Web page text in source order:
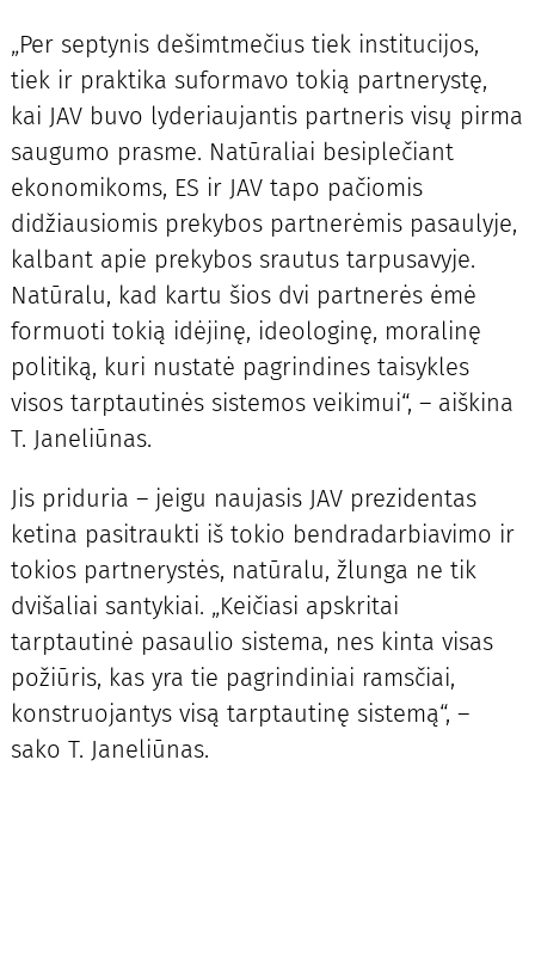
„Per septynis dešimtmečius tiek institucijos,
tiek ir praktika suformavo tokią partnerystę,
kai JAV buvo lyderiaujantis partneris visų pirma
saugumo prasme. Natūraliai besiplečiant
ekonomikoms, ES ir JAV tapo pačiomis
didžiausiomis prekybos partnerėmis pasaulyje,
kalbant apie prekybos srautus tarpusavyje.
Natūralu, kad kartu šios dvi partnerės ėmė
formuoti tokią idėjinę, ideologinę, moralinę
politiką, kuri nustatė pagrindines taisykles
visos tarptautinės sistemos veikimui“, – aiškina
T. Janeliūnas.
Jis priduria – jeigu naujasis JAV prezidentas
ketina pasitraukti iš tokio bendradarbiavimo ir
tokios partnerystės, natūralu, žlunga ne tik
dvišaliai santykiai. „Keičiasi apskritai
tarptautinė pasaulio sistema, nes kinta visas
požiūris, kas yra tie pagrindiniai ramsčiai,
konstruojantys visą tarptautinę sistemą“, –
sako T. Janeliūnas.